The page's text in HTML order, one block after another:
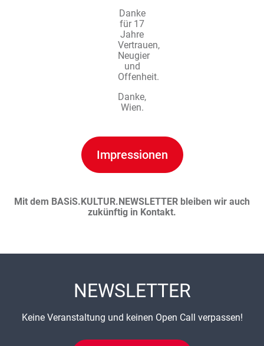
Danke
für 17
Jahre
Vertrauen,
Neugier
und
Offenheit.
Danke,
Wien.
Impressionen
Mit dem BASiS.KULTUR.NEWSLETTER bleiben wir auch
zukünftig in Kontakt.
NEWSLETTER
Keine Veranstaltung und keinen Open Call verpassen!